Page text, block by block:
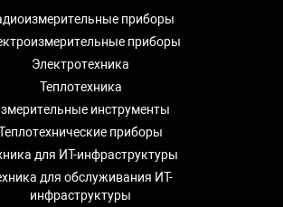
приборы
приборы
Электротехника
Теплотехника
инструменты
приборы
для ИТ-инфраструктуры
для обслуживания ИТ-
инфраструктуры